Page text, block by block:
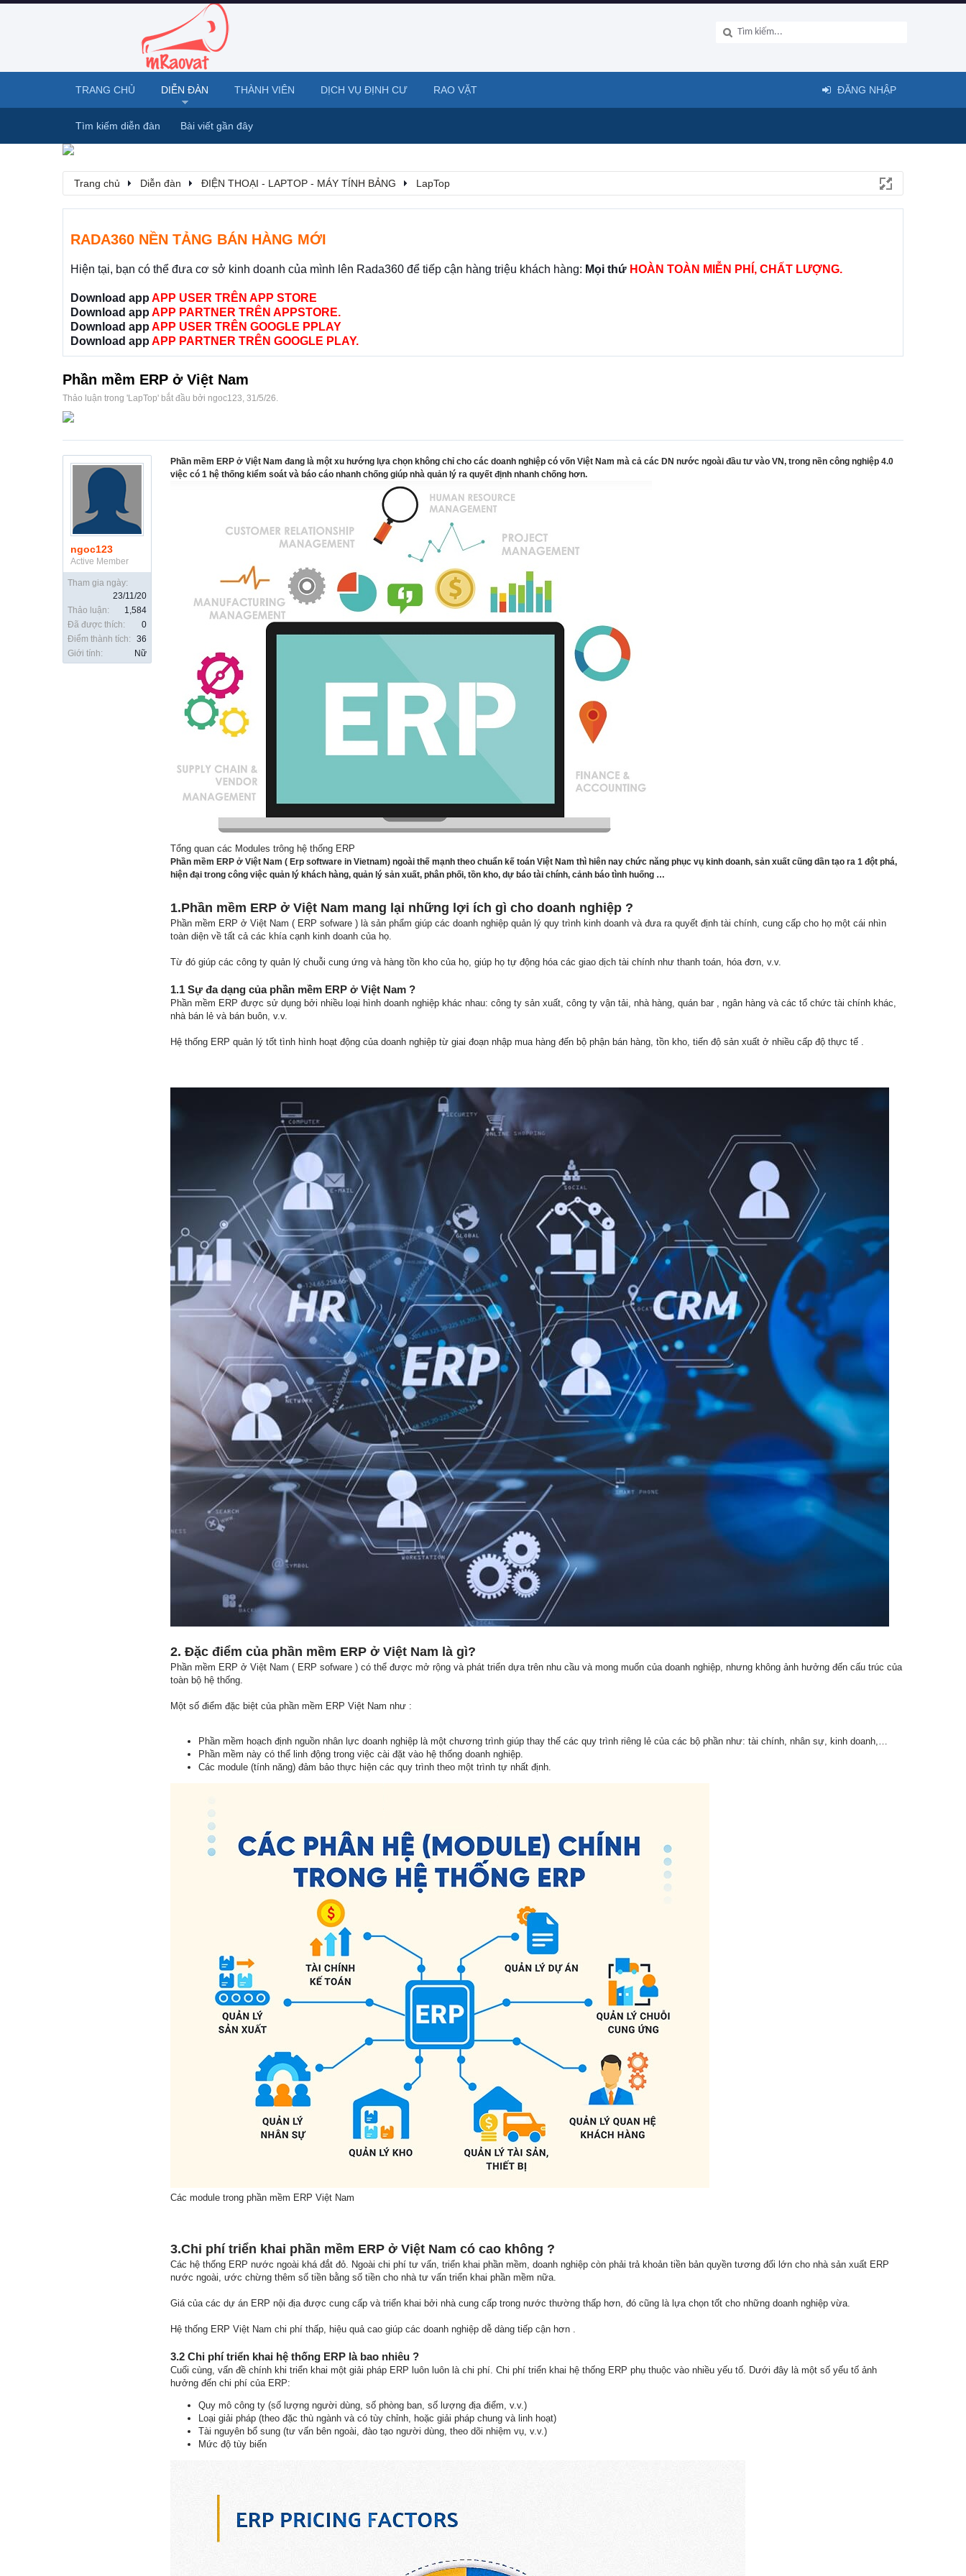
Trang chủ Diễn đàn ĐIỆN THOẠI - LAPTOP - MÁY TÍNH BẢNG LapTop
RADA360 NỀN TẢNG BÁN HÀNG MỚI
Hiện tại, bạn có thể đưa cơ sở kinh doanh của mình lên Rada360 để tiếp cận hàng triệu khách hàng: Mọi thứ HOÀN TOÀN MIỄN PHÍ, CHẤT LƯỢNG.
Download app APP USER TRÊN APP STORE
Download app APP PARTNER TRÊN APPSTORE.
Download app APP USER TRÊN GOOGLE PPLAY
Download app APP PARTNER TRÊN GOOGLE PLAY.
Phần mềm ERP ở Việt Nam
Thảo luận trong 'LapTop' bắt đầu bởi ngoc123, 31/5/26.
ngoc123
Active Member
Tham gia ngày:
23/11/20
Thảo luận:
1,584
Đã được thích:
0
Điểm thành tích:
36
Giới tính:
Nữ
Phần mềm ERP ở Việt Nam đang là một xu hướng lựa chọn không chỉ cho các doanh nghiệp có vốn Việt Nam mà cả các DN nước ngoài đầu tư vào VN, trong nền công nghiệp 4.0
việc có 1 hệ thống kiểm soát và báo cáo nhanh chống giúp nhà quản lý ra quyết định nhanh chống hơn.
Tổng quan các Modules trông hệ thống ERP
Phần mềm ERP ở Việt Nam ( Erp software in Vietnam) ngoài thế mạnh theo chuẩn kế toán Việt Nam thì hiên nay chức năng phục vụ kinh doanh, sản xuất cũng dần tạo ra 1 đột phá,
hiện đại trong công việc quản lý khách hàng, quản lý sản xuất, phân phối, tồn kho, dự báo tài chính, cảnh báo tình huống …
1.Phần mềm ERP ở Việt Nam mang lại những lợi ích gì cho doanh nghiệp ?
Phần mềm ERP ở Việt Nam ( ERP sofware ) là sản phẩm giúp các doanh nghiệp quản lý quy trình kinh doanh và đưa ra quyết định tài chính, cung cấp cho họ một cái nhìn
toàn diện về tất cả các khía cạnh kinh doanh của họ.
Từ đó giúp các công ty quản lý chuỗi cung ứng và hàng tồn kho của họ, giúp họ tự động hóa các giao dịch tài chính như thanh toán, hóa đơn, v.v.
1.1 Sự đa dạng của phần mềm ERP ở Việt Nam ?
Phần mềm ERP được sử dụng bởi nhiều loại hình doanh nghiệp khác nhau: công ty sản xuất, công ty vận tải, nhà hàng, quán bar , ngân hàng và các tổ chức tài chính khác,
nhà bán lẻ và bán buôn, v.v.
Hệ thống ERP quản lý tốt tình hình hoạt động của doanh nghiệp từ giai đoạn nhập mua hàng đến bộ phận bán hàng, tồn kho, tiến độ sản xuất ở nhiều cấp độ thực tế .
2. Đặc điểm của phần mềm ERP ở Việt Nam là gì?
Phần mềm ERP ở Việt Nam ( ERP sofware ) có thể được mở rộng và phát triển dựa trên nhu cầu và mong muốn của doanh nghiệp, nhưng không ảnh hưởng đến cấu trúc của
toàn bộ hệ thống.
Một số điểm đặc biệt của phần mềm ERP Việt Nam như :
Phần mềm hoạch định nguồn nhân lực doanh nghiệp là một chương trình giúp thay thế các quy trình riêng lẻ của các bộ phần như: tài chính, nhân sự, kinh doanh,…
Phần mềm này có thể linh động trong việc cài đặt vào hệ thống doanh nghiệp.
Các module (tính năng) đảm bảo thực hiện các quy trình theo một trình tự nhất định.
Các module trong phần mềm ERP Việt Nam
3.Chi phí triển khai phần mềm ERP ở Việt Nam có cao không ?
Các hệ thống ERP nước ngoài khá đắt đỏ. Ngoài chi phí tư vấn, triển khai phần mềm, doanh nghiệp còn phải trả khoản tiền bản quyền tương đối lớn cho nhà sản xuất ERP
nước ngoài, ước chừng thêm số tiền bằng số tiền cho nhà tư vấn triển khai phần mềm nữa.
Giá của các dự án ERP nội địa được cung cấp và triển khai bởi nhà cung cấp trong nước thường thấp hơn, đó cũng là lựa chọn tốt cho những doanh nghiệp vừa.
Hệ thống ERP Việt Nam chi phí thấp, hiệu quả cao giúp các doanh nghiệp dễ dàng tiếp cận hơn .
3.2 Chi phí triển khai hệ thống ERP là bao nhiêu ?
Cuối cùng, vấn đề chính khi triển khai một giải pháp ERP luôn luôn là chi phí. Chi phí triển khai hệ thống ERP phụ thuộc vào nhiều yếu tố. Dưới đây là một số yếu tố ảnh
hưởng đến chi phí của ERP:
Quy mô công ty (số lượng người dùng, số phòng ban, số lượng địa điểm, v.v.)
Loại giải pháp (theo đặc thù ngành và có tùy chỉnh, hoặc giải pháp chung và linh hoạt)
Tài nguyên bổ sung (tư vấn bên ngoài, đào tạo người dùng, theo dõi nhiệm vụ, v.v.)
Mức độ tùy biến
TRANG CHỦ DIỄN ĐÀN
Tìm kiếm diễn đàn Bài viết gần đây
THÀNH VIÊN DỊCH VỤ ĐỊNH CƯ RAO VẶT ĐĂNG NHẬP